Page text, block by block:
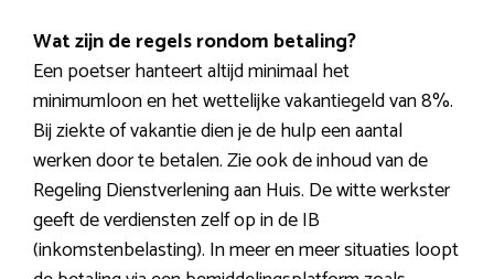
Wat zijn de regels rondom betaling?
Een poetser hanteert altijd minimaal het
minimumloon en het wettelijke vakantiegeld van 8%.
Bij ziekte of vakantie dien je de hulp een aantal
werken door te betalen. Zie ook de inhoud van de
Regeling Dienstverlening aan Huis. De witte werkster
geeft de verdiensten zelf op in de IB
(inkomstenbelasting). In meer en meer situaties loopt